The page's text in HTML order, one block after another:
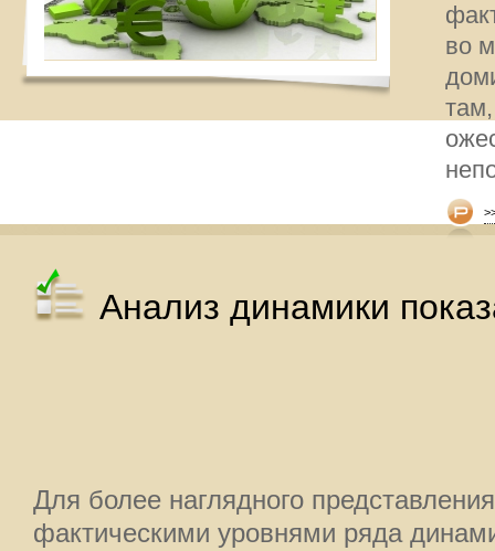
во
Анализ динамики
Для более наглядного
фактическими уровнями ряда